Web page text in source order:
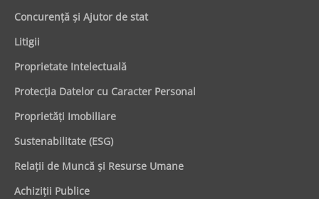
Concurenţă şi Ajutor de stat
Litigii
Proprietate Intelectuală
Protecţia Datelor cu Caracter Personal
Proprietăţi Imobiliare
Sustenabilitate (ESG)
Relaţii de Muncă şi Resurse Umane
Achiziţii Publice